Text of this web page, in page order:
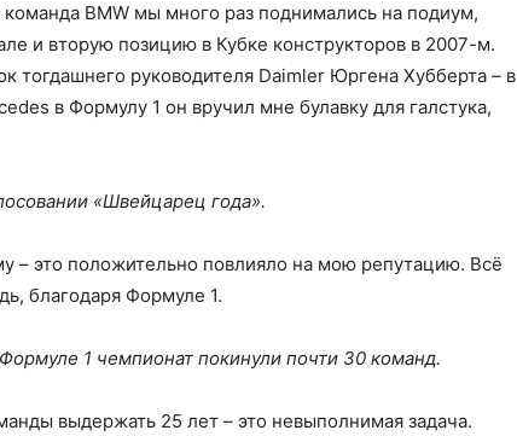
команда BMW мы много раз поднимались на подиум,
и вторую позицию в Кубке конструкторов в 2007-м.
тогдашнего руководителя Daimler Юргена Хубберта – в
в Формулу 1 он вручил мне булавку для галстука,
«Швейцарец года».
– это положительно повлияло на мою репутацию. Всё
благодаря Формуле 1.
1 чемпионат покинули почти 30 команд.
выдержать 25 лет – это невыполнимая задача.